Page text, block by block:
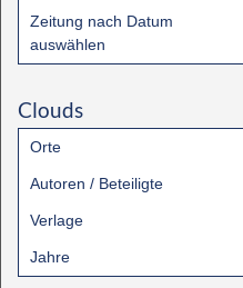
Zeitung nach Datum
auswählen
Clouds
Orte
Autoren / Beteiligte
Verlage
Jahre